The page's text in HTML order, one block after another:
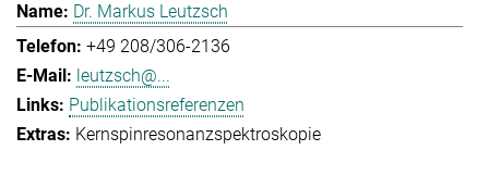
Dr. Markus Leutzsch
+49 208/306-2136
leutzsch@...
Publikationsreferenzen
Kernspinresonanzspektroskopie